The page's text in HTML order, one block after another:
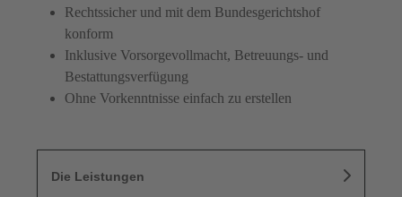
Rechtssicher und mit dem Bundesgerichtshof
konform
Inklusive Vorsorgevollmacht, Betreuungs- und
Bestattungsverfügung
Ohne Vorkenntnisse einfach zu erstellen
Die Leistungen